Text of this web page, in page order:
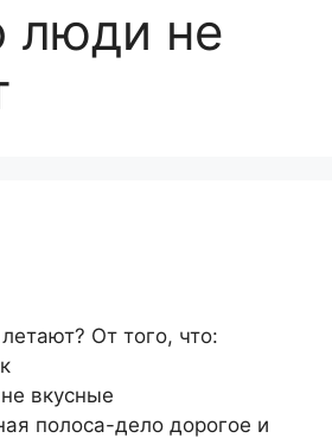
люди не
От того, что:
вкусные
полоса-дело дорогое и